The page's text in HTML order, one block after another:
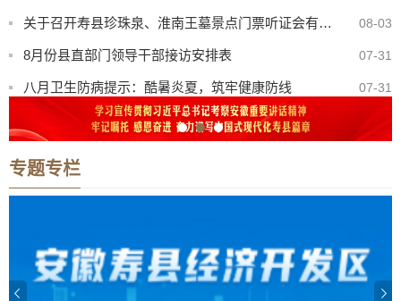
08-03
8月份县直部门领导干部接访安排表 07-31
八月卫生防病提示：酷暑炎夏，筑牢健康防线 07-31
寿县中医院康复楼外加电梯处置（二次）谈判公告
寿县机关事务管理服务中心与淮南东华城市服务有限公司联合公开招聘物业服务工作人员公告 08-05
2026年寿县一中新桥校区公开招聘教师体检考察公告
专题专栏